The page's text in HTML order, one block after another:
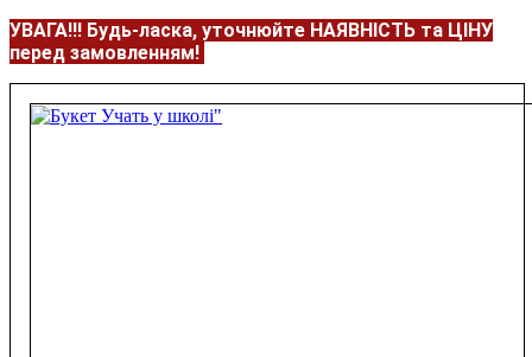
УВАГА!!! Будь-ласка, уточнюйте НАЯВНІСТЬ та ЦІНУ
перед замовленням!